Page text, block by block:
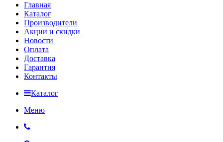
Главная
Каталог
Производители
Акции и скидки
Новости
Оплата
Доставка
Гарантия
Контакты
Каталог
Меню